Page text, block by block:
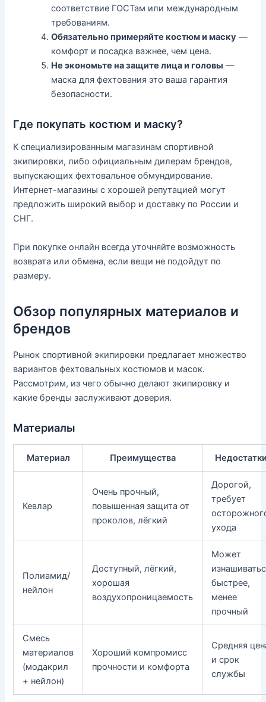
соответствие ГОСТам или международным
требованиям.
Обязательно примеряйте костюм и маску —
комфорт и посадка важнее, чем цена.
Не экономьте на защите лица и головы —
маска для фехтования это ваша гарантия
безопасности.
Где покупать костюм и маску?
К специализированным магазинам спортивной
экипировки, либо официальным дилерам брендов,
выпускающих фехтовальное обмундирование.
Интернет-магазины с хорошей репутацией могут
предложить широкий выбор и доставку по России и
СНГ.
При покупке онлайн всегда уточняйте возможность
возврата или обмена, если вещи не подойдут по
размеру.
Обзор популярных материалов и
брендов
Рынок спортивной экипировки предлагает множество
вариантов фехтовальных костюмов и масок.
Рассмотрим, из чего обычно делают экипировку и
какие бренды заслуживают доверия.
Материалы
Материал Преимущества
Кевлар
Очень прочный,
повышенная защита от
проколов, лёгкий
Дорогой,
требует
ухода
Полиамид/
нейлон
Доступный, лёгкий,
хорошая
воздухопроницаемость
Может
быстрее,
менее
прочный
Смесь
материалов
(модакрил
+ нейлон)
Хороший компромисс
прочности и комфорта
Средняя
и срок
службы